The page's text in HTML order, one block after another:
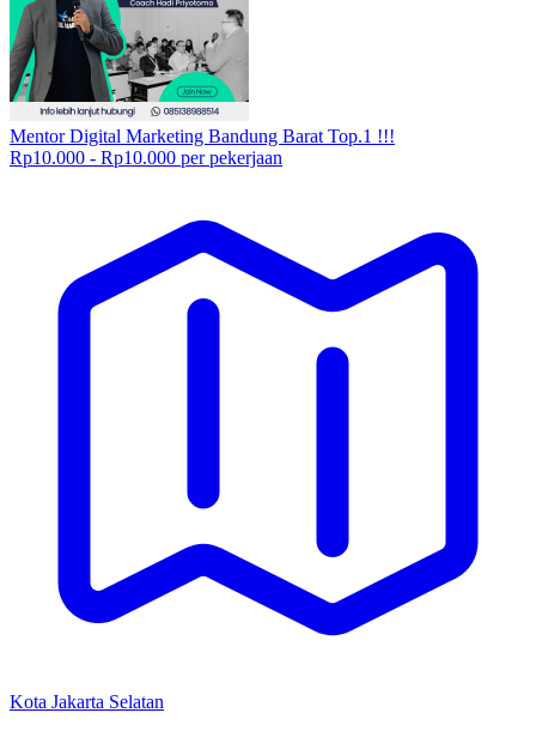
Mentor Digital Marketing Bandung Barat Top.1 !!!
Rp10.000 - Rp10.000 per pekerjaan
Kota Jakarta Selatan